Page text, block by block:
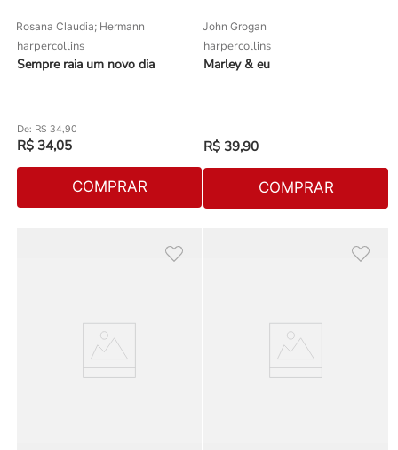
Rosana Claudia; Hermann
harpercollins
Sempre raia um novo dia
R$ 34,90
R$ 34,05
COMPRAR
John Grogan
harpercollins
Marley & eu
R$ 39,90
COMPRAR